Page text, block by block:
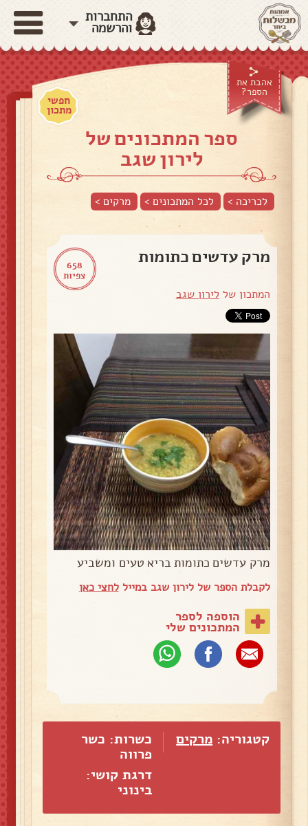
התחברות
והרשמה
אהבת את
הספר?
חפשי
מתכון
ספר המתכונים של
לירון שגב
לכריכה > לכל המתכונים > מרקים>
658
צפיות
מרק עדשים כתומות
המתכון של לירון שגב
מרק עדשים כתומות בריא טעים ומשביע
לקבלת הספר של לירון שגב במייללחצי כאן
הוספה לספר
המתכונים שלי
קטגוריה: מרקים
כשרות: כשר
פרווה
דרגת קושי:
בינוני